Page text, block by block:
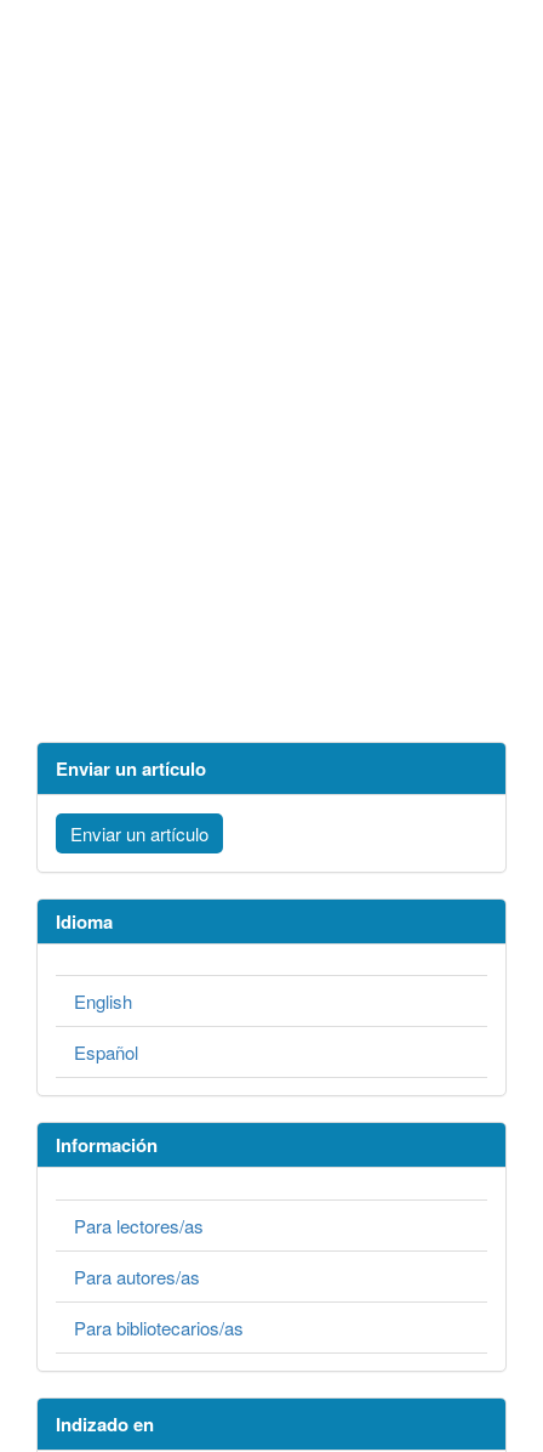
Enviar un artículo
Enviar un artículo
Idioma
English
Español
Información
Para lectores/as
Para autores/as
Para bibliotecarios/as
Indizado en